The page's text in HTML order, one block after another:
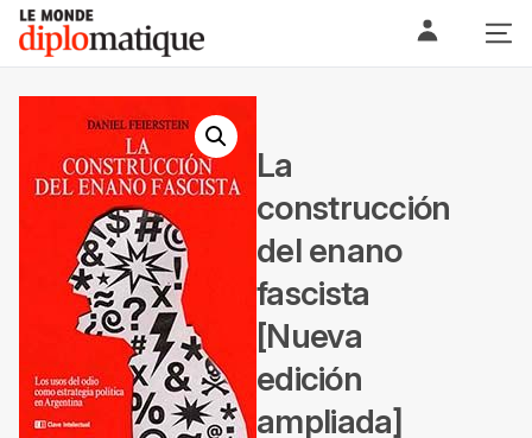
Skip
content
Le monde diplomatique
La
construcción
del enano
fascista
[Nueva
edición
ampliada]